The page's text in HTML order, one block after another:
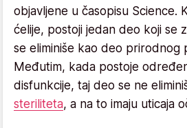
objavljene u časopisu Science.
ćelije, postoji jedan deo koji se
se eliminiše kao deo prirodnog
Međutim, kada postoje
disfunkcije, taj deo se ne
steriliteta, a na to imaju uticaja